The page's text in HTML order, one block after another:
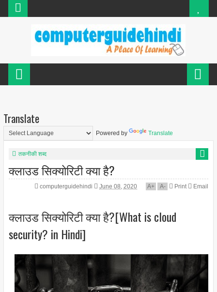
Translate
Powered by Translate
तकनीकी शब्द
क्लाउड सिक्योरिटी क्या है?
computerguidehindi June 08, 2020 A+ A- Print Email
क्लाउड सिक्योरिटी क्या है?[What is cloud
security? in Hindi]